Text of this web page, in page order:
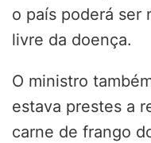
o país poderá ser
livre da doença.
O ministro
estava prestes a
carne de frango